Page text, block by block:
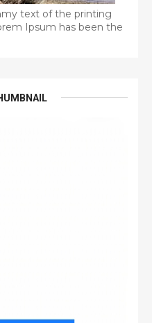
text of the printing
Ipsum has been the